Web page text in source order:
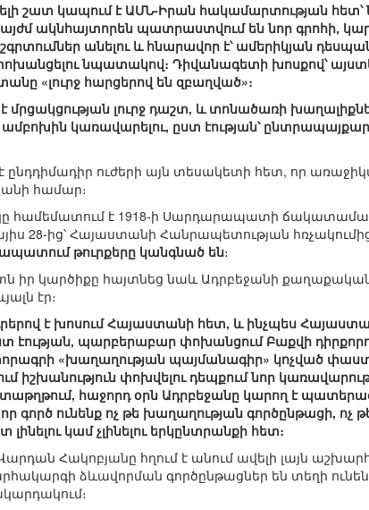
շատ կապում է ԱՄՆ-Իրան հակամարտության հետ՝
այժմ ակնհայտորեն պատրաստվում են նոր գրոհի,
անելու և հնարավոր է՝ ամերիկյան
նպատակով։ Դիվանագետի խոսքով՝
«լուրջ հարցերով են զբաղված»։
մրցակցության լուրջ դաշտ, և տոնածառի
ամբոխին կառավարելու, ըստ էության՝
ուժերի այն տեսակետի հետ, որ
համար։
համեմատում է 1918-ի Սարդարապատի
28-ից՝ Հայաստանի Հանրապետության
թուրքերը կանգնած են։
կարծիքը հայտնեց նաև Ադրբեջանի
էր։
է խոսում Հայաստանի հետ, և ինչպես
էության, պարբերաբար փոխանցում Բաքվի
«խաղաղության պայմանագիր» կոչված
իշխանություն փոխվելու դեպքում նոր
հաջորդ օրն Ադրբեջանը կարող է
գործ ունենք ոչ թե խաղաղության գործընթացի, ոչ
կամ չլինելու երկընտրանքի հետ։
Հակոբյանը հղում է անում ավելի լայն
ձևավորման գործընթացներ են տեղի